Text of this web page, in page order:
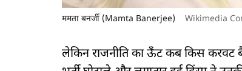
ममता बनर्जी (Mamta Banerjee) Wikimedia
लेकिन राजनीति का ऊँट कब किस करवट